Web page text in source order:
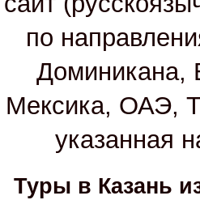
по
Доминикана,
Мексика, ОАЭ,
указанная
Туры в Казань